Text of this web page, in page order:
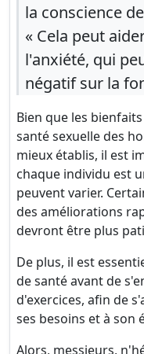
la conscience
« Cela peut
l'anxiété, qui
négatif sur la
Bien que les
santé sexuelle des
mieux établis, il est
chaque individu est
peuvent varier.
des améliorations
devront être plus
De plus, il est
de santé avant de
d'exercices, afin de
ses besoins et à son
Alors, messieurs,